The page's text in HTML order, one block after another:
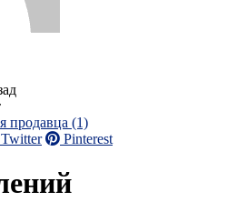
продавца (1)
Twitter Pinterest